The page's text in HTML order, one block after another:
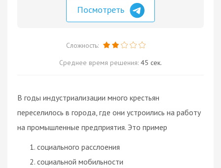
Посмотреть
Сложность:
Среднее время решения: 45 сек.
В годы индустриализации много крестьян
переселилось в города, где они устроились на работу
на промышленные предприятия. Это пример
социального расслоения
социальной мобильности